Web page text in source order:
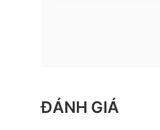
vệ sinh hiện đại,
tiểu và thiết bị vệ
ĐÁNH GIÁ